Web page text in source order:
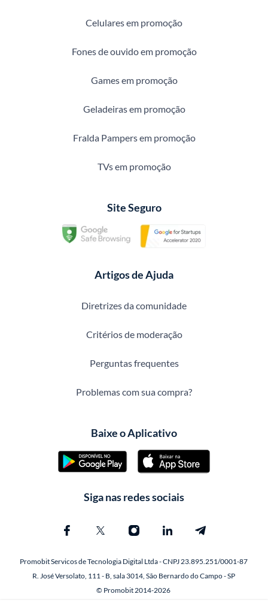
Celulares em promoção
Fones de ouvido em promoção
Games em promoção
Geladeiras em promoção
Fralda Pampers em promoção
TVs em promoção
Site Seguro
Artigos de Ajuda
Diretrizes da comunidade
Critérios de moderação
Perguntas frequentes
Problemas com sua compra?
Baixe o Aplicativo
Siga nas redes sociais
Promobit Servicos de Tecnologia Digital Ltda - CNPJ 23.895.251/0001-87
R. José Versolato, 111 - B, sala 3014, São Bernardo do Campo - SP
© Promobit 2014-2026